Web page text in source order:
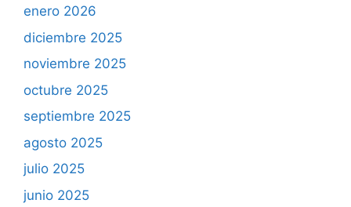
enero 2026
diciembre 2025
noviembre 2025
octubre 2025
septiembre 2025
agosto 2025
julio 2025
junio 2025